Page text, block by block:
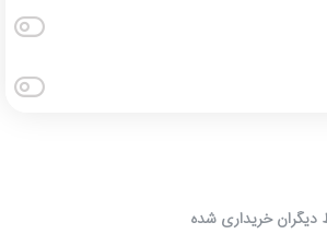
فراوان دارد.یک صفحه نمایشگر شما را از میزان
تست شدن نان مطلع میسازد.به طور کلی تستر مدل 600 براون با برنده
است.
خریداری شده